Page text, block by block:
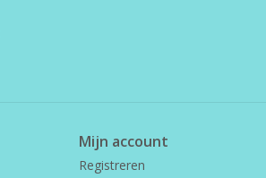
Mijn account
Registreren